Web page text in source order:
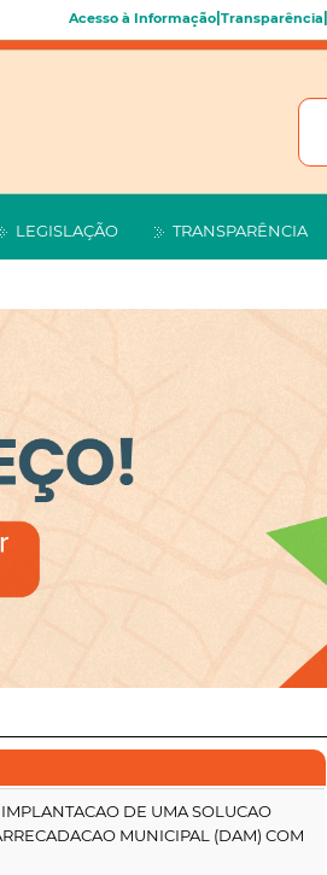
Acesso à Informação Transparência
LEGISLAÇÃO TRANSPARÊNCIA
DE UMA SOLUCAO
MUNICIPAL (DAM) COM